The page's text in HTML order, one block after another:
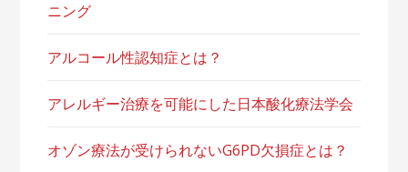
ニング
アルコール性認知症とは？
アレルギー治療を可能にした日本酸化療法学会
オゾン療法が受けられないG6PD欠損症とは？